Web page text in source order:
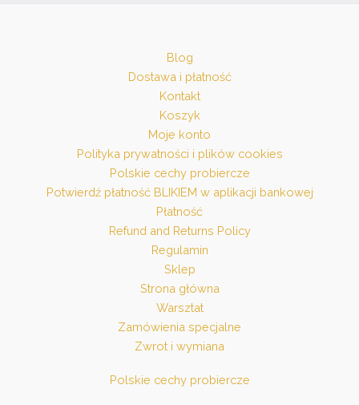
Blog
Dostawa i płatność
Kontakt
Koszyk
Moje konto
Polityka prywatności i plików cookies
Polskie cechy probiercze
Potwierdź płatność BLIKIEM w aplikacji bankowej
Płatność
Refund and Returns Policy
Regulamin
Sklep
Strona główna
Warsztat
Zamówienia specjalne
Zwrot i wymiana
Polskie cechy probiercze